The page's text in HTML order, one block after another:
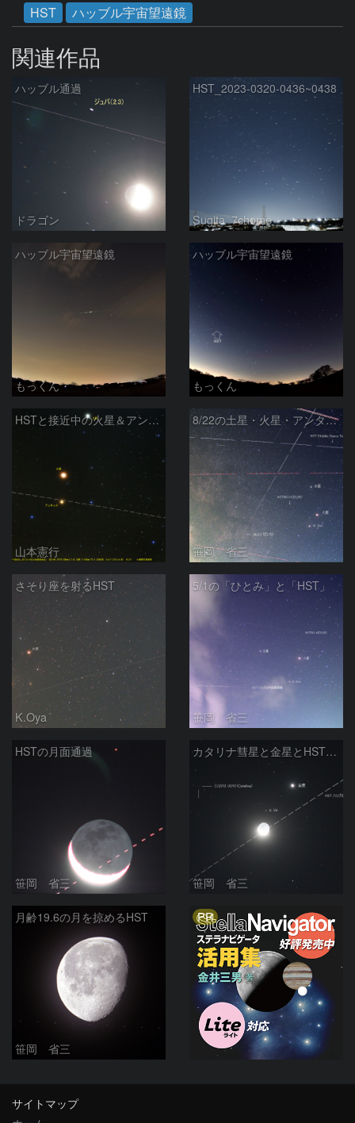
HST
ハッブル宇宙望遠鏡
関連作品
ハッブル通過
ドラゴン
HST_2023-0320-0436~0438
Sugita_7chome
ハッブル宇宙望遠鏡
もっくん
ハッブル宇宙望遠鏡
もっくん
HSTと接近中の火星＆アンタレス
山本憲行
8/22の土星・火星・アンタレスと光跡
笹岡 省三
さそり座を射るHST
K.Oya
5/1の「ひとみ」と「HST」
笹岡 省三
HSTの月面通過
笹岡 省三
カタリナ彗星と金星とHSTの月面通過
笹岡 省三
月齢19.6の月を掠めるHST
笹岡 省三
PR
サイトマップ